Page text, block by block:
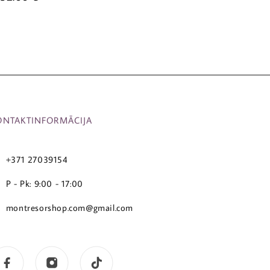
+371 27039154
P - Pk: 9:00 - 17:00
montresorshop.com@gmail.com